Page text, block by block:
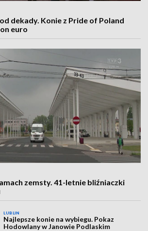
dekady. Konie z Pride of Poland
euro
zemsty. 41-letnie bliźniaczki
LUBLIN
Najlepsze konie na wybiegu. Pokaz
Hodowlany w Janowie Podlaskim